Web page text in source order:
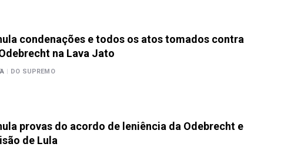
condenações e todos os atos tomados contra
na Lava Jato
| DO SUPREMO
provas do acordo de leniência da Odebrecht e
de Lula